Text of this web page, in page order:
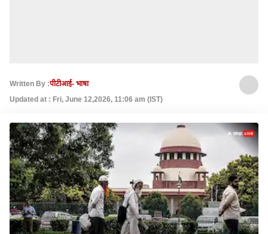
Written By :पीटीआई- भाषा
Updated at : Fri, June 12,2026, 11:06 am (IST)